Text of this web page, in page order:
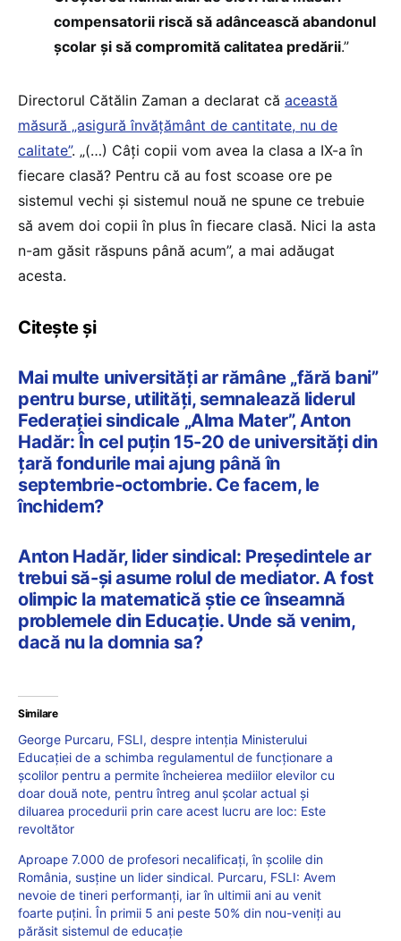
compensatorii riscă să adâncească abandonul
școlar și să compromită calitatea predării.”
Directorul Cătălin Zaman a declarat că această
măsură „asigură învățământ de cantitate, nu de
calitate”. „(…) Câți copii vom avea la clasa a IX-a în
fiecare clasă? Pentru că au fost scoase ore pe
sistemul vechi și sistemul nouă ne spune ce trebuie
să avem doi copii în plus în fiecare clasă. Nici la asta
n-am găsit răspuns până acum”, a mai adăugat
acesta.
Citește și
Mai multe universități ar rămâne „fără bani”
pentru burse, utilități, semnalează liderul
Federației sindicale „Alma Mater”, Anton
Hadăr: În cel puțin 15-20 de universități din
țară fondurile mai ajung până în
septembrie-octombrie. Ce facem, le
închidem?
Anton Hadăr, lider sindical: Președintele ar
trebui să-și asume rolul de mediator. A fost
olimpic la matematică știe ce înseamnă
problemele din Educație. Unde să venim,
dacă nu la domnia sa?
Similare
George Purcaru, FSLI, despre intenția Ministerului
Educației de a schimba regulamentul de funcționare a
școlilor pentru a permite încheierea mediilor elevilor cu
doar două note, pentru întreg anul școlar actual și
diluarea procedurii prin care acest lucru are loc: Este
revoltător
Aproape 7.000 de profesori necalificați, în școlile din
România, susține un lider sindical. Purcaru, FSLI: Avem
nevoie de tineri performanți, iar în ultimii ani au venit
foarte puțini. În primii 5 ani peste 50% din nou-veniți au
părăsit sistemul de educație